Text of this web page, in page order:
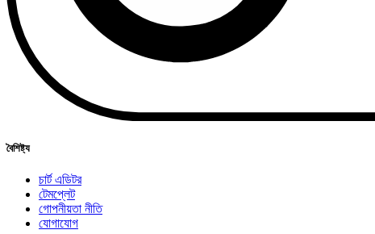
বৈশিষ্ট্য
চার্ট এডিটর
টেমপ্লেট
গোপনীয়তা নীতি
যোগাযোগ